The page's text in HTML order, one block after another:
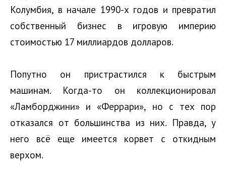
Колумбия, в начале 1990-х годов и превратил
собственный бизнес в игровую империю
стоимостью 17 миллиардов долларов.
Попутно он пристрастился к быстрым
машинам. Когда-то он коллекционировал
«Ламборджини» и «Феррари», но с тех пор
отказался от большинства из них. Правда, у
него всё еще имеется корвет с откидным
верхом.